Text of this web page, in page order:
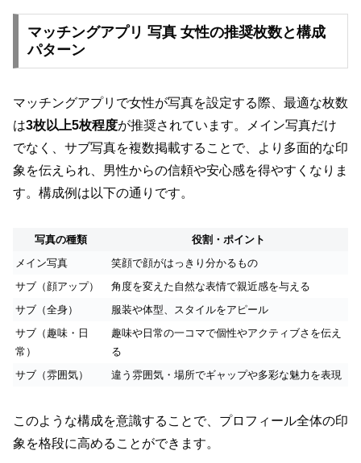
マッチングアプリ 写真 女性の推奨枚数と構成
パターン
マッチングアプリで女性が写真を設定する際、最適な枚数
は3枚以上5枚程度が推奨されています。メイン写真だけ
でなく、サブ写真を複数掲載することで、より多面的な印
象を伝えられ、男性からの信頼や安心感を得やすくなりま
す。構成例は以下の通りです。
写真の種類
役割・ポイント
メイン写真
笑顔で顔がはっきり分かるもの
サブ（顔アップ）
角度を変えた自然な表情で親近感を与える
サブ（全身）
服装や体型、スタイルをアピール
サブ（趣味・日
常）
趣味や日常の一コマで個性やアクティブさを伝え
る
サブ（雰囲気）
違う雰囲気・場所でギャップや多彩な魅力を表現
このような構成を意識することで、プロフィール全体の印
象を格段に高めることができます。